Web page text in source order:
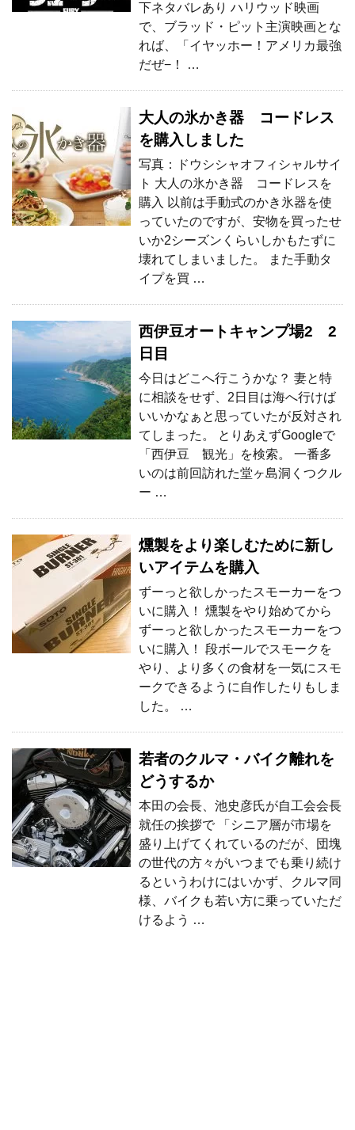
下ネタバレあり ハリウッド映画
で、ブラッド・ピット主演映画とな
れば、「イヤッホー！アメリカ最強
だぜ−！ …
大人の氷かき器 コードレス
を購入しました
写真：ドウシシャオフィシャルサイ
ト 大人の氷かき器 コードレスを
購入 以前は手動式のかき氷器を使
っていたのですが、安物を買ったせ
いか2シーズンくらいしかもたずに
壊れてしまいました。 また手動タ
イプを買 …
西伊豆オートキャンプ場2 2
日目
今日はどこへ行こうかな？ 妻と特
に相談をせず、2日目は海へ行けば
いいかなぁと思っていたが反対され
てしまった。 とりあえずGoogleで
「西伊豆 観光」を検索。 一番多
いのは前回訪れた堂ヶ島洞くつクル
ー …
燻製をより楽しむために新し
いアイテムを購入
ずーっと欲しかったスモーカーをつ
いに購入！ 燻製をやり始めてから
ずーっと欲しかったスモーカーをつ
いに購入！ 段ボールでスモークを
やり、より多くの食材を一気にスモ
ークできるように自作したりもしま
した。 …
若者のクルマ・バイク離れを
どうするか
本田の会長、池史彦氏が自工会会長
就任の挨拶で 「シニア層が市場を
盛り上げてくれているのだが、団塊
の世代の方々がいつまでも乗り続け
るというわけにはいかず、クルマ同
様、バイクも若い方に乗っていただ
けるよう …